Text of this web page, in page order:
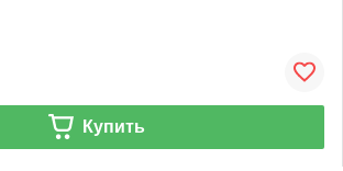
Купить